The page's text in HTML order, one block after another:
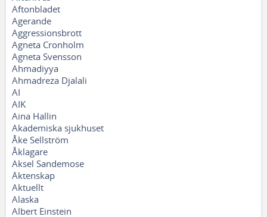
Aftonbladet
Agerande
Aggressionsbrott
Agneta Cronholm
Agneta Svensson
Ahmadiyya
Ahmadreza Djalali
AI
AIK
Aina Hallin
Akademiska sjukhuset
Åke Sellström
Åklagare
Aksel Sandemose
Äktenskap
Aktuellt
Alaska
Albert Einstein